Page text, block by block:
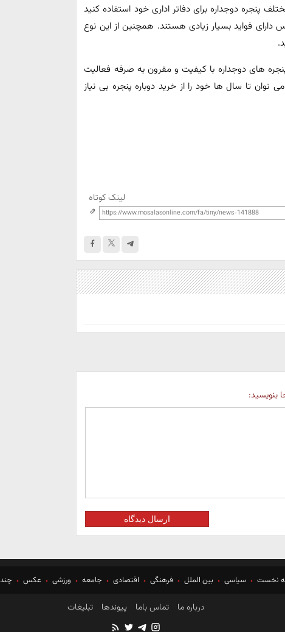
پنجره دوجداره برای دفاتر اداری خود استفاده کنید
دارای فواید بسیار زیادی هستند. همچنین از این نوع
های دوجداره با کیفیت و مقرون به صرفه فعالیت
تا سال ها خود را از خرید دوباره پنجره بی نیاز
لینک کوتاه
بنویسید:
ارسال دیدگاه
نخست سیاسی بین الملل فرهنگی اقتصادی جامعه ورزشی عکس
درباره ما تماس باما پیوندها تبلیغات